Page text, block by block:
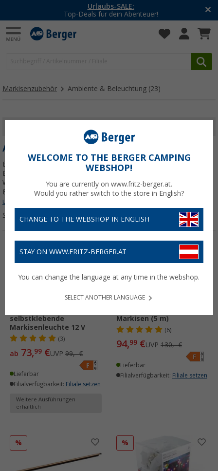
Urlaubs-SALE:
Top-Deals für dein Abenteuer!
Markisenzubehör Ambiente & Beleuchtung (23)
AMBIENTE & BELEUCHTUNG
Entdecke die hochwertigen Markisenbeleuchtungen von Fritz
Berger für dein nächstes Camping-Abenteuer. Unsere speziell für
Wohnmobile optimierte Beleuchtung bietet eine helle und klare
Beleuchtung für dein mobiles Zuhause. Schaffe dieJetzt mehr über
unsere Kategorie
Sortieren:
%
selbstklebende
Markisenleuchte 12 V
(3)
ab 73,99 €UVP 99,- €
Lieferbar
Filialverfügbarkeit: Filiale setzen
Weitere Ausführungen
erhältlich
%
Markisen (5 m)
(6)
94,99 €UVP 130,- €
Lieferbar
Filialverfügbarkeit: Filiale setzen
% %
WELCOME TO THE BERGER CAMPING
WEBSHOP!
You are currently on www.fritz-berger.at.
Would you rather switch to the store in English?
CHANGE TO THE WEBSHOP IN ENGLISH
STAY ON WWW.FRITZ-BERGER.AT
You can change the language at any time in the webshop.
SELECT ANOTHER LANGUAGE